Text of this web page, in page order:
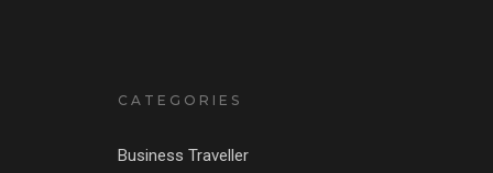
CATEGORIES
Business Traveller